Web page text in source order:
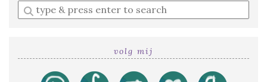
Enter
a
volg mij